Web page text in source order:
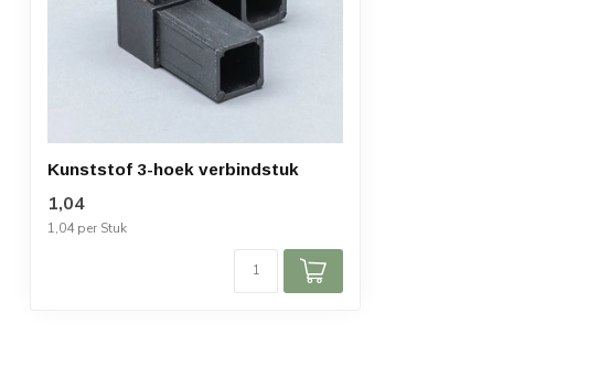
Kunststof 3-hoek verbindstuk
1,04
1,04 per Stuk